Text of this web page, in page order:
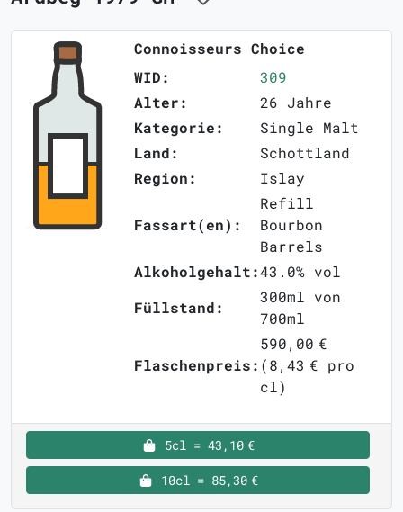
Connoisseurs Choice
WID:
309
Alter:
26 Jahre
Kategorie:
Single Malt
Land:
Schottland
Region:
Islay
Fassart(en):
Refill
Bourbon
Barrels
Alkoholgehalt:43.0% vol
Füllstand:
300ml von
700ml
Flaschenpreis:
590,00 €
(8,43 € pro
cl)
5cl = 43,10 €
10cl = 85,30 €